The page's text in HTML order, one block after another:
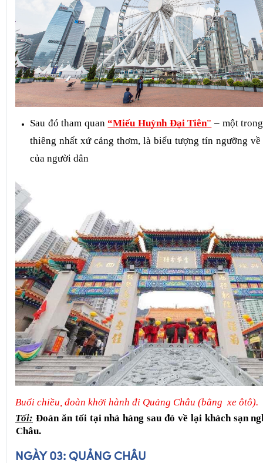
Sau đó tham quan “Miếu Huỳnh Đại Tiên” – một
thiêng nhất xứ cảng thơm, là biểu tượng tín ngưỡng
Buổi chiều, đoàn khởi hành đi Quảng Châu (bằng  xe ôtô).
Châu.